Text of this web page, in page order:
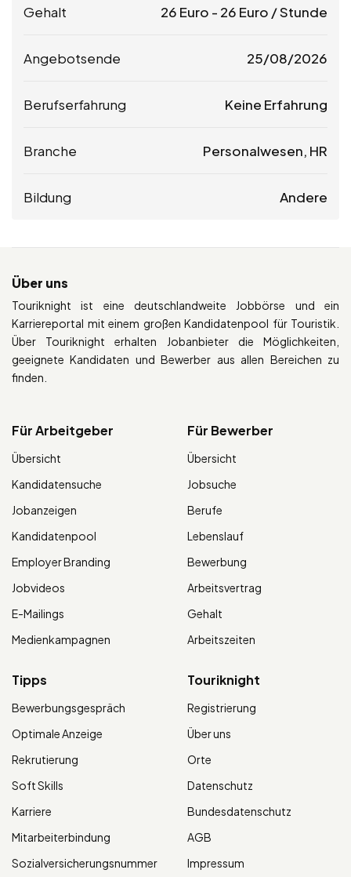
Gehalt 26 Euro - 26 Euro / Stunde
Angebotsende 25/08/2026
Berufserfahrung Keine Erfahrung
Branche Personalwesen, HR
Bildung Andere
Über uns
Touriknight ist eine deutschlandweite Jobbörse und ein
Karriereportal mit einem großen Kandidatenpool für Touristik.
Über Touriknight erhalten Jobanbieter die Möglichkeiten,
geeignete Kandidaten und Bewerber aus allen Bereichen zu
finden.
Für Arbeitgeber
Übersicht
Kandidatensuche
Jobanzeigen
Kandidatenpool
Employer Branding
Jobvideos
E-Mailings
Medienkampagnen
Für Bewerber
Übersicht
Jobsuche
Berufe
Lebenslauf
Bewerbung
Arbeitsvertrag
Gehalt
Arbeitszeiten
Tipps
Bewerbungsgespräch
Optimale Anzeige
Rekrutierung
Soft Skills
Karriere
Mitarbeiterbindung
Sozialversicherungsnummer
Touriknight
Registrierung
Über uns
Orte
Datenschutz
Bundesdatenschutz
AGB
Impressum